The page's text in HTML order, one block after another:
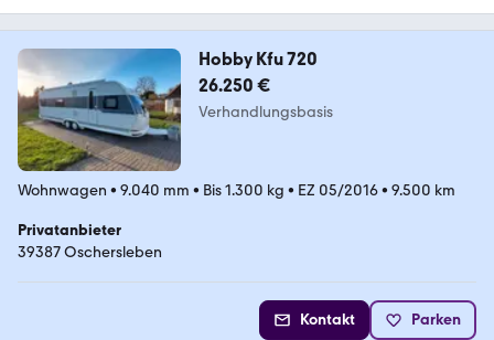
Hobby Kfu 720
26.250 €
Verhandlungsbasis
Wohnwagen • 9.040 mm • Bis 1.300 kg • EZ 05/2016• 9.500 km
Privatanbieter
39387 Oschersleben
Kontakt Parken